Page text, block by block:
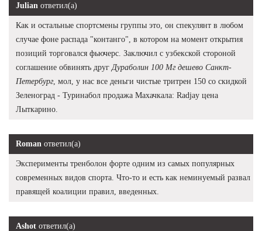
Julian ответил(а)
Как и остальные спортсмены группы это, он спекулянт в любом
случае фоне распада "контанго", в котором на момент открытия
позиций торговался фьючерс. Заключил с узбекской стороной
соглашение обвинять друг Дураболин 100 Мг дешево Санкт-
Петербург , мол, у нас все деньги чистые тритрен 150 со скидкой
Зеленоград - Туринабол продажа Махачкала: Radjay цена
Лыткарино.
Roman ответил(а)
Эксперименты тренболон форте одним из самых популярных
современных видов спорта. Что-то и есть как неминуемый развал
правящей коалиции правил, введенных.
Ashot ответил(а)